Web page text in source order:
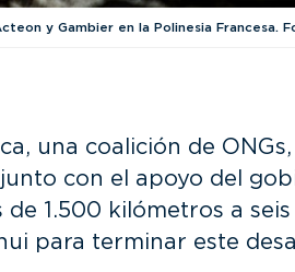
y Gambier en la Polinesia Francesa.
una coalición de ONGs,
junto con el apoyo del
1.500 kilómetros a seis
para terminar este